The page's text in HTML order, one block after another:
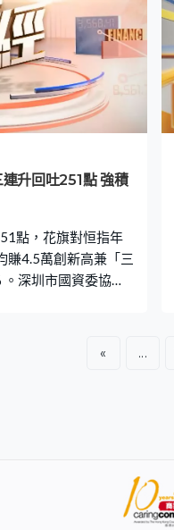
升回吐251點 強積
點，花旗對恒指年
賺4.5萬創新高兼「三
深圳市國資委協調
«
...